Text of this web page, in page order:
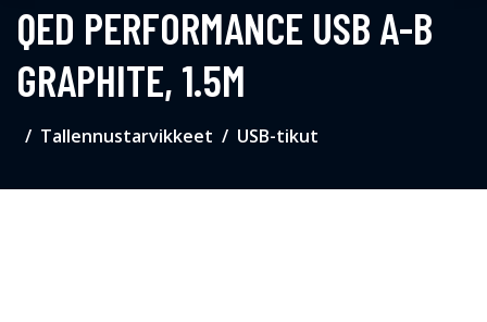
QED PERFORMANCE USB A-B
GRAPHITE, 1.5M
Tallennustarvikkeet USB-tikut